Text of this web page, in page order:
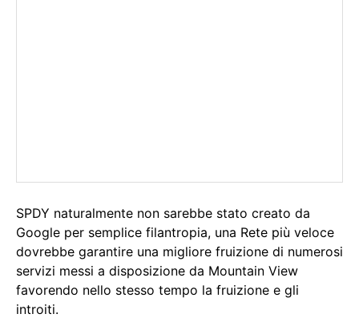
SPDY naturalmente non sarebbe stato creato da
Google per semplice filantropia, una Rete più veloce
dovrebbe garantire una migliore fruizione di numerosi
servizi messi a disposizione da Mountain View
favorendo nello stesso tempo la fruizione e gli
introiti.